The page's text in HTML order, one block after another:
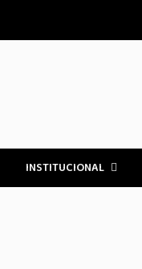
INSTITUCIONAL